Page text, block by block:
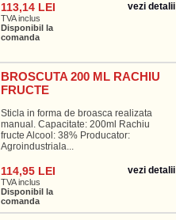
113,14 LEI
TVA inclus
Disponibil la
comanda
vezi detalii
BROSCUTA 200 ML RACHIU
FRUCTE
Sticla in forma de broasca realizata
manual. Capacitate: 200ml Rachiu
fructe Alcool: 38% Producator:
Agroindustriala...
114,95 LEI
TVA inclus
Disponibil la
comanda
vezi detalii